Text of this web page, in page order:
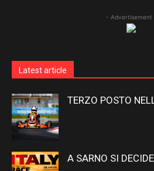
- Advertisement
Latest article
TERZO POSTO
A SARNO SI